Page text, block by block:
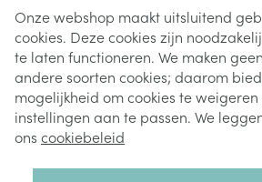
Onze webshop maakt uitsluitend
cookies. Deze cookies zijn
te laten functioneren. We maken
andere soorten cookies; daarom
mogelijkheid om cookies te
instellingen aan te passen. We
ons cookiebeleid
Juridische links